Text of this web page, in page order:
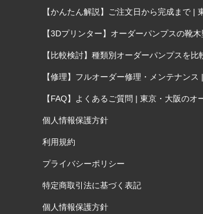
【かんたん解説】ご注文日から完成まで
【3Dプリンター】オーダーパンプスの靴
【比較検討】種類別オーダーパンプスを
【修理】フルオーダー修理・メンテナン
【FAQ】よくあるご質問 | 東京・大阪の
個人情報保護方針
利用規約
プライバシーポリシー
特定商取引法に基づく表記
個人情報保護方針